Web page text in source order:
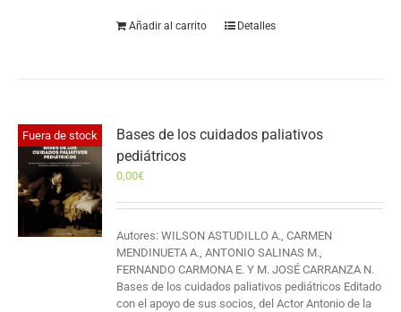
Añadir al carrito Detalles
Fuera de stock
Bases de los cuidados paliativos
pediátricos
0,00€
Autores: WILSON ASTUDILLO A., CARMEN
MENDINUETA A., ANTONIO SALINAS M.,
FERNANDO CARMONA E. Y M. JOSÉ CARRANZA N.
Bases de los cuidados paliativos pediátricos Editado
con el apoyo de sus socios, del Actor Antonio de la